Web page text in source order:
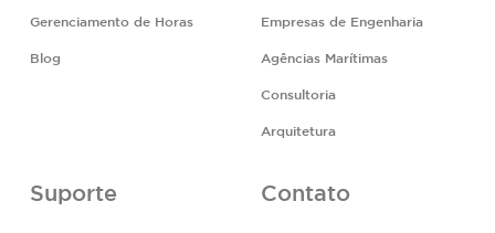
Gerenciamento de Horas
Blog
Empresas de Engenharia
Agências Marítimas
Consultoria
Arquitetura
Suporte Contato